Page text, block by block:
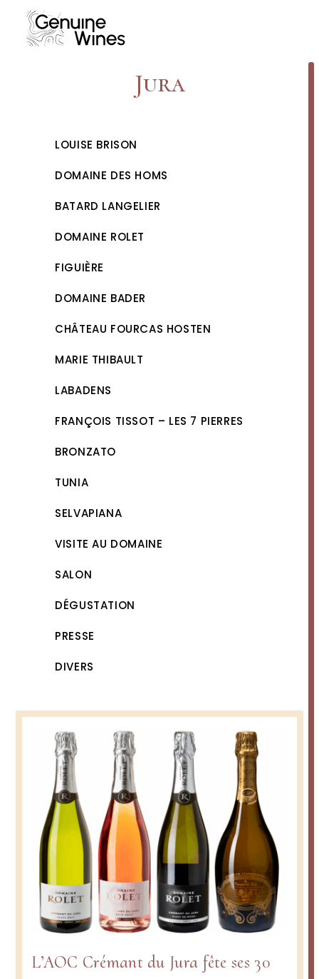
content
Jura
LOUISE BRISON
DOMAINE DES HOMS
BATARD LANGELIER
DOMAINE ROLET
FIGUIÈRE
DOMAINE BADER
CHÂTEAU FOURCAS HOSTEN
MARIE THIBAULT
LABADENS
FRANÇOIS TISSOT – LES 7 PIERRES
BRONZATO
TUNIA
SELVAPIANA
VISITE AU DOMAINE
SALON
DÉGUSTATION
PRESSE
DIVERS
L’AOC Crémant du Jura fête ses 30